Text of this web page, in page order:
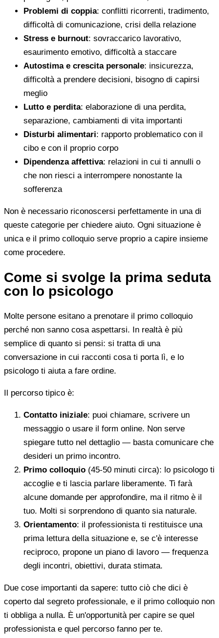
Problemi di coppia: conflitti ricorrenti, tradimento,
difficoltà di comunicazione, crisi della relazione
Stress e burnout: sovraccarico lavorativo,
esaurimento emotivo, difficoltà a staccare
Autostima e crescita personale: insicurezza,
difficoltà a prendere decisioni, bisogno di capirsi
meglio
Lutto e perdita: elaborazione di una perdita,
separazione, cambiamenti di vita importanti
Disturbi alimentari: rapporto problematico con il
cibo e con il proprio corpo
Dipendenza affettiva: relazioni in cui ti annulli o
che non riesci a interrompere nonostante la
sofferenza
Non è necessario riconoscersi perfettamente in una di
queste categorie per chiedere aiuto. Ogni situazione è
unica e il primo colloquio serve proprio a capire insieme
come procedere.
Come si svolge la prima seduta
con lo psicologo
Molte persone esitano a prenotare il primo colloquio
perché non sanno cosa aspettarsi. In realtà è più
semplice di quanto si pensi: si tratta di una
conversazione in cui racconti cosa ti porta lì, e lo
psicologo ti aiuta a fare ordine.
Il percorso tipico è:
Contatto iniziale: puoi chiamare, scrivere un
messaggio o usare il form online. Non serve
spiegare tutto nel dettaglio — basta comunicare che
desideri un primo incontro.
Primo colloquio (45-50 minuti circa): lo psicologo ti
accoglie e ti lascia parlare liberamente. Ti farà
alcune domande per approfondire, ma il ritmo è il
tuo. Molti si sorprendono di quanto sia naturale.
Orientamento: il professionista ti restituisce una
prima lettura della situazione e, se c'è interesse
reciproco, propone un piano di lavoro — frequenza
degli incontri, obiettivi, durata stimata.
Due cose importanti da sapere: tutto ciò che dici è
coperto dal segreto professionale, e il primo colloquio non
ti obbliga a nulla. È un'opportunità per capire se quel
professionista e quel percorso fanno per te.